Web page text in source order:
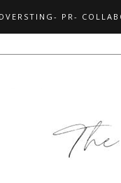
PR-